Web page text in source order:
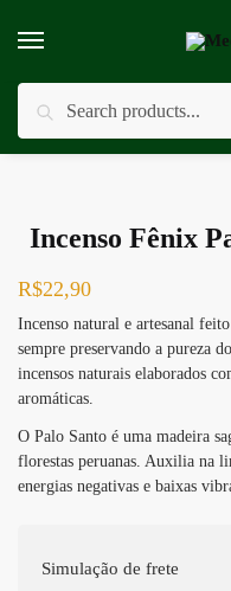
Início Incensos / Defumadores
Incenso Fênix
R$22,90
Incenso natural e artesanal
sempre preservando a pureza
incensos naturais elaborados
aromáticas.
O Palo Santo é uma madeira
florestas peruanas. Auxilia na
energias negativas e baixas
Simulação de frete